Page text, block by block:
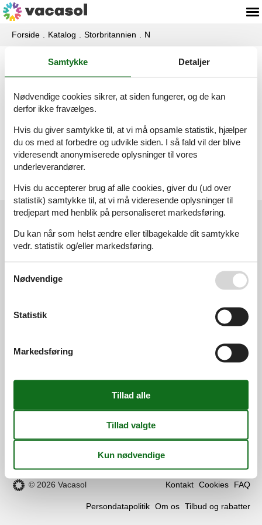
Forside Katalog Storbritannien N
Katalog - Storbritannien - North
Hytte - 4 personer - BA8 0AA - North Cheriton
Emne nr.: 358-GB-00055-41
4 personer
Kundeservice
(+45) 7877 0420
Find os
Poststraße 33
Tyskland
DE312256700
os
på
© 2026 Vacasol Kontakt Cookies FAQ
Persondatapolitik Om os Tilbud og rabatter
Samtykke Detaljer
Nødvendige cookies sikrer, at siden fungerer, og de kan
derfor ikke fravælges.
Hvis du giver samtykke til, at vi må opsamle statistik, hjælper
du os med at forbedre og udvikle siden. I så fald vil der blive
videresendt anonymiserede oplysninger til vores
underleverandører.
Hvis du accepterer brug af alle cookies, giver du (ud over
statistik) samtykke til, at vi må videresende oplysninger til
tredjepart med henblik på personaliseret markedsføring.
Du kan når som helst ændre eller tilbagekalde dit samtykke
vedr. statistik og/eller markedsføring.
Nødvendige
Statistik
Markedsføring